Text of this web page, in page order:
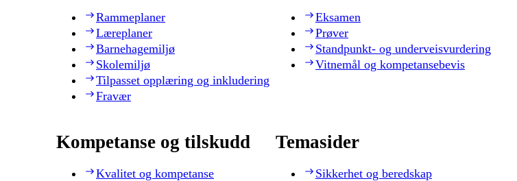
Rammeplaner
Læreplaner
Barnehagemiljø
Skolemiljø
Tilpasset opplæring og inkludering
Fravær
Eksamen
Prøver
Standpunkt- og underveisvurdering
Vitnemål og kompetansebevis
Kompetanse og tilskudd
Kvalitet og kompetanse
Temasider
Sikkerhet og beredskap